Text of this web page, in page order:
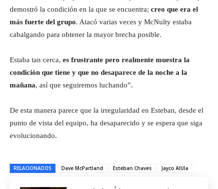
demostró la condición en la que se encuentra; creo que era el
más fuerte del grupo. Atacó varias veces y McNulty estaba
cabalgando para obtener la mayor brecha posible.
Estaba tan cerca, es frustrante pero realmente muestra la
condición que tiene y que no desaparece de la noche a la
mañana, así que seguiremos luchando”.
De esta manera parece que la irregularidad en Esteban, desde el
punto de vista del equipo, ha desaparecido y se espera que siga
evolucionando.
RELACIONADOS Dave McPartland Esteban Chaves Jayco AlUla